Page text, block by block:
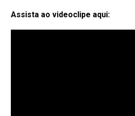
Assista ao videoclipe aqui: